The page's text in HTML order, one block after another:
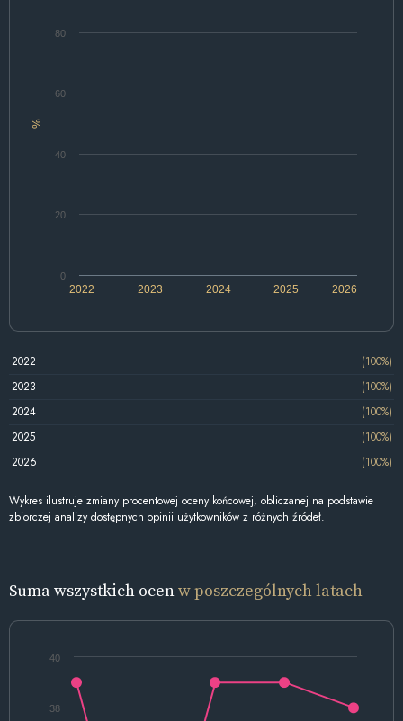
%
2022 2024 2026
2023 2025
0
20
40
60
80
2022
(100%)
2023
(100%)
2024
(100%)
2025
(100%)
2026
(100%)
Wykres ilustruje zmiany procentowej oceny końcowej, obliczanej na podstawie
zbiorczej analizy dostępnych opinii użytkowników z różnych źródeł.
Suma wszystkich ocenw poszczególnych latach
38
40